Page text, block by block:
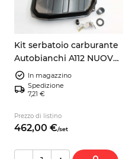
Kit serbatoio carburante
Autobianchi A112 NUOVO
+ galleggiante +
guarnizione + tubo
In magazzino
Spedizione
7,21 €
Prezzo di listino
462,00 €/set